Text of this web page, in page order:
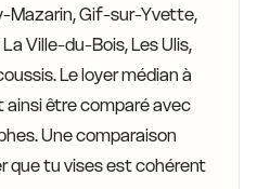
Mazarin, Gif-sur-Yvette,
Ville-du-Bois, Les Ulis,
Le loyer médian à
ainsi être comparé avec
Une comparaison
que tu vises est cohérent